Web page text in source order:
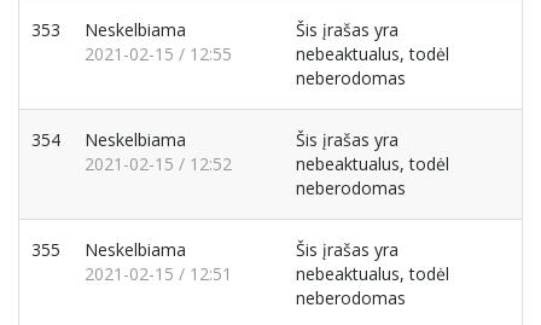
353
Neskelbiama
2021-02-15 / 12:55
Šis įrašas yra
nebeaktualus, todėl
neberodomas
354
Neskelbiama
2021-02-15 / 12:52
Šis įrašas yra
nebeaktualus, todėl
neberodomas
355
Neskelbiama
2021-02-15 / 12:51
Šis įrašas yra
nebeaktualus, todėl
neberodomas